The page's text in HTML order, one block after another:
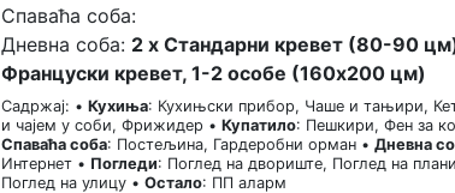
Спаваћа соба:
Дневна соба: 2 x Стандарни кревет (80-90
Француски кревет, 1-2 особе (160x200 цм)
Садржај: •Кухиња: Кухињски прибор, Чаше и тањири,
и чајем у соби, Фрижидер •Купатило: Пешкири, Фен за
Спаваћа соба: Постељина, Гардеробни орман •Дневна
Интернет • Погледи: Поглед на двориште, Поглед на
Поглед на улицу •Остало: ПП аларм